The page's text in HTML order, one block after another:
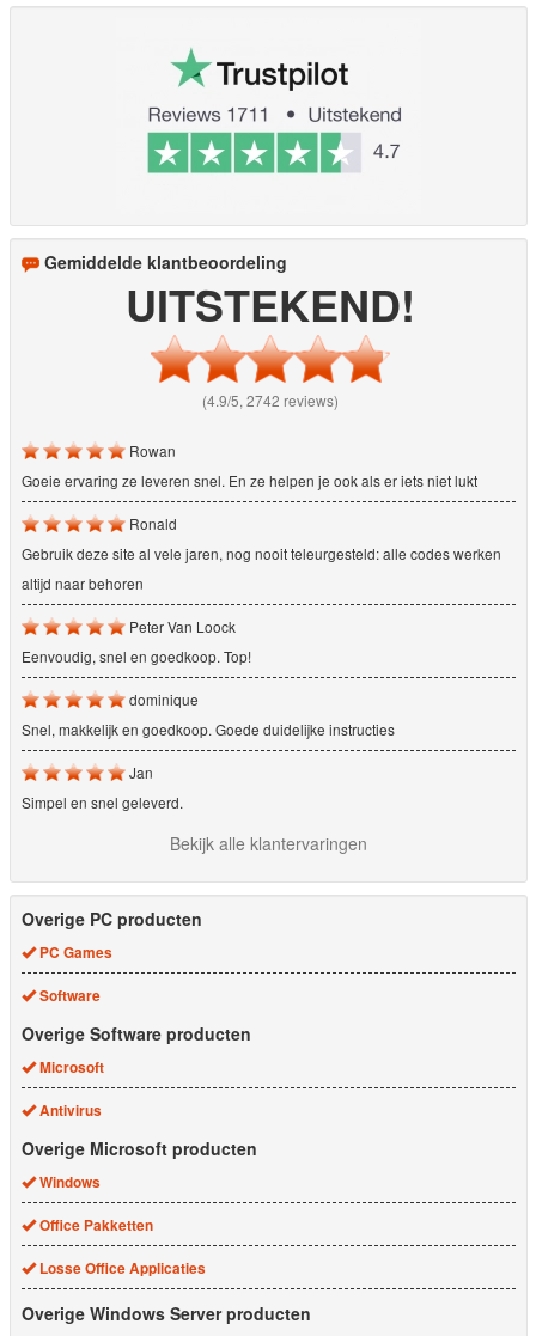
Gemiddelde klantbeoordeling
UITSTEKEND!
(4.9/5, 2742 reviews)
Rowan
Goeie ervaring ze leveren snel. En ze helpen je ook als er iets niet lukt
Ronald
Gebruik deze site al vele jaren, nog nooit teleurgesteld: alle codes werken
altijd naar behoren
Peter Van Loock
Eenvoudig, snel en goedkoop. Top!
dominique
Snel, makkelijk en goedkoop. Goede duidelijke instructies
Jan
Simpel en snel geleverd.
Bekijk alle klantervaringen
Overige PC producten
PC Games
Software
Overige Software producten
Microsoft
Antivirus
Overige Microsoft producten
Windows
Office Pakketten
Losse Office Applicaties
Overige Windows Server producten